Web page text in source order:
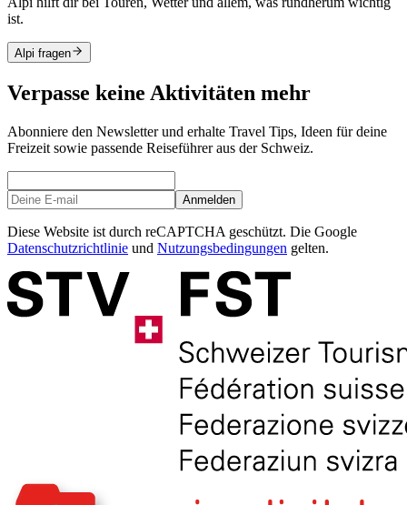
ist.
Alpi fragen
Verpasse keine Aktivitäten mehr
Abonniere den Newsletter und erhalte Travel Tips, Ideen für deine
Freizeit sowie passende Reiseführer aus der Schweiz.
Anmelden
Diese Website ist durch reCAPTCHA geschützt. Die Google
Datenschutzrichtlinie und Nutzungsbedingungen gelten.